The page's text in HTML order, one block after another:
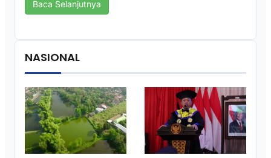
Baca Selanjutnya
NASIONAL